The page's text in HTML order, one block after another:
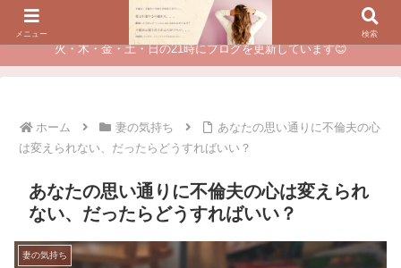
夫に不倫されたつらい経験が、あなたのチャンスに変わるカウンセリング
火・木・金・土・日の21時にブログを更新しています😊
ホーム 妻の気持ち
あなたの思い通りに不倫夫の心
は変えられない、だったらどうすればいい？
あなたの思い通りに不倫夫の心は変えられ
ない、だったらどうすればいい？
妻の気持ち
メニュー 検索